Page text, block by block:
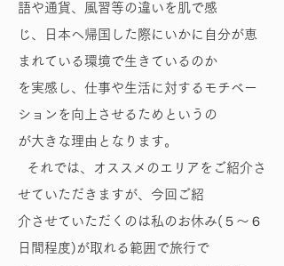
語や通貨、風習等の違いを肌で感
じ、日本へ帰国した際にいかに自分が恵
まれている環境で生きているのか
を実感し、仕事や生活に対するモチベー
ションを向上させるためというの
が大きな理由となります。
それでは、オススメのエリアをご紹介さ
せていただきますが、今回ご紹
介させていただくのは私のお休み(５～６
日間程度)が取れる範囲で旅行で